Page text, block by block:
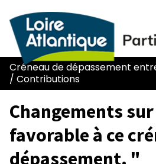
/ Contributions
Changements
favorable à ce
dépassement. "